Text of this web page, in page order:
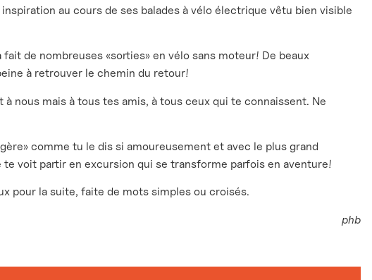
au cours de ses balades à vélo électrique vêtu bien visible
de nombreuses «sorties» en vélo sans moteur! De beaux
à retrouver le chemin du retour!
nous mais à tous tes amis, à tous ceux qui te connaissent. Ne
comme tu le dis si amoureusement et avec le plus grand
voit partir en excursion qui se transforme parfois en aventure!
pour la suite, faite de mots simples ou croisés.
phb